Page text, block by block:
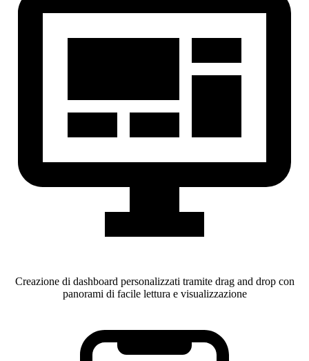
Creazione di dashboard personalizzati tramite drag and drop con
panorami di facile lettura e visualizzazione